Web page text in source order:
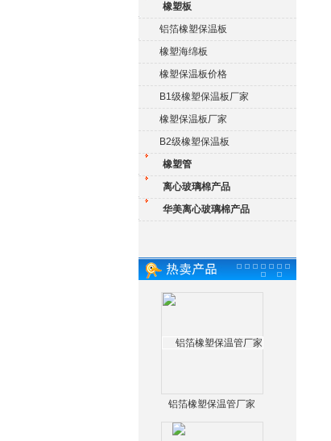
橡塑板
铝箔橡塑保温板
橡塑海绵板
橡塑保温板价格
B1级橡塑保温板厂家
橡塑保温板厂家
B2级橡塑保温板
橡塑管
离心玻璃棉产品
华美离心玻璃棉产品
铝箔橡塑保温管厂家